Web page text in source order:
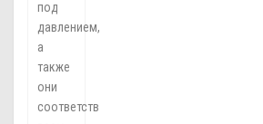
под
давлением,
а
также
они
соответствуют